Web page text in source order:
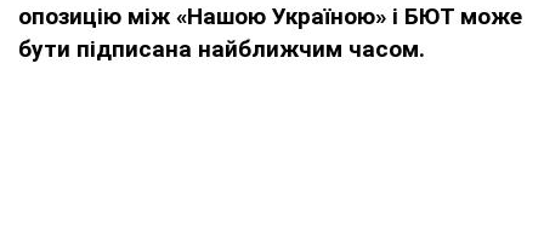
опозицію між «Нашою Україною» і БЮТ може
бути підписана найближчим часом.